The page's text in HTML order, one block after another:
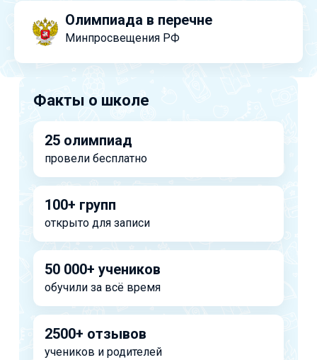
Олимпиада в перечне
Минпросвещения РФ
Факты о школе
25 олимпиад
провели бесплатно
100+ групп
открыто для записи
50 000+ учеников
обучили за всё время
2500+ отзывов
учеников и родителей